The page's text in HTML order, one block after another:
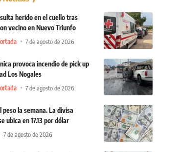
herido en el cuello tras
vecino en Nuevo Triunfo
7 de agosto de 2026
provoca incendio de pick up
Los Nogales
7 de agosto de 2026
peso la semana. La divisa
ubica en 17.13 por dólar
7 de agosto de 2026